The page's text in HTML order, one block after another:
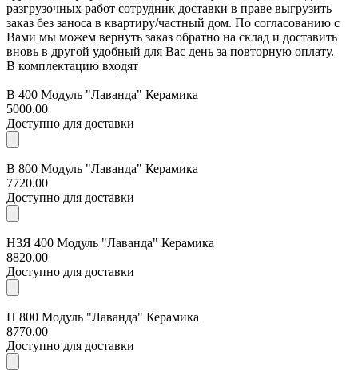
разгрузочных работ сотрудник доставки в праве выгрузить
заказ без заноса в квартиру/частный дом. По согласованию с
Вами мы можем вернуть заказ обратно на склад и доставить
вновь в другой удобный для Вас день за повторную оплату.
В комплектацию входят
В 400 Модуль "Лаванда" Керамика
5000.00
Доступно для доставки
В 800 Модуль "Лаванда" Керамика
7720.00
Доступно для доставки
Н3Я 400 Модуль "Лаванда" Керамика
8820.00
Доступно для доставки
Н 800 Модуль "Лаванда" Керамика
8770.00
Доступно для доставки